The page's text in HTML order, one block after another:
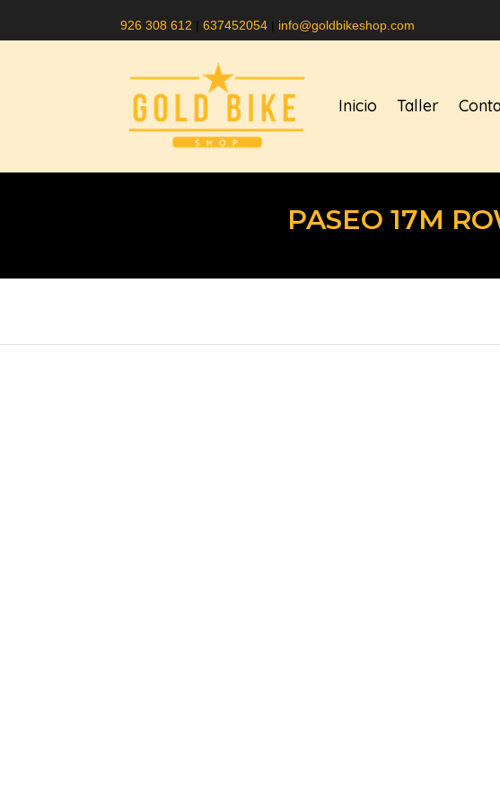
926 308 612 |637452054 | info@goldbikeshop.com
Inicio Taller
PASEO 17M